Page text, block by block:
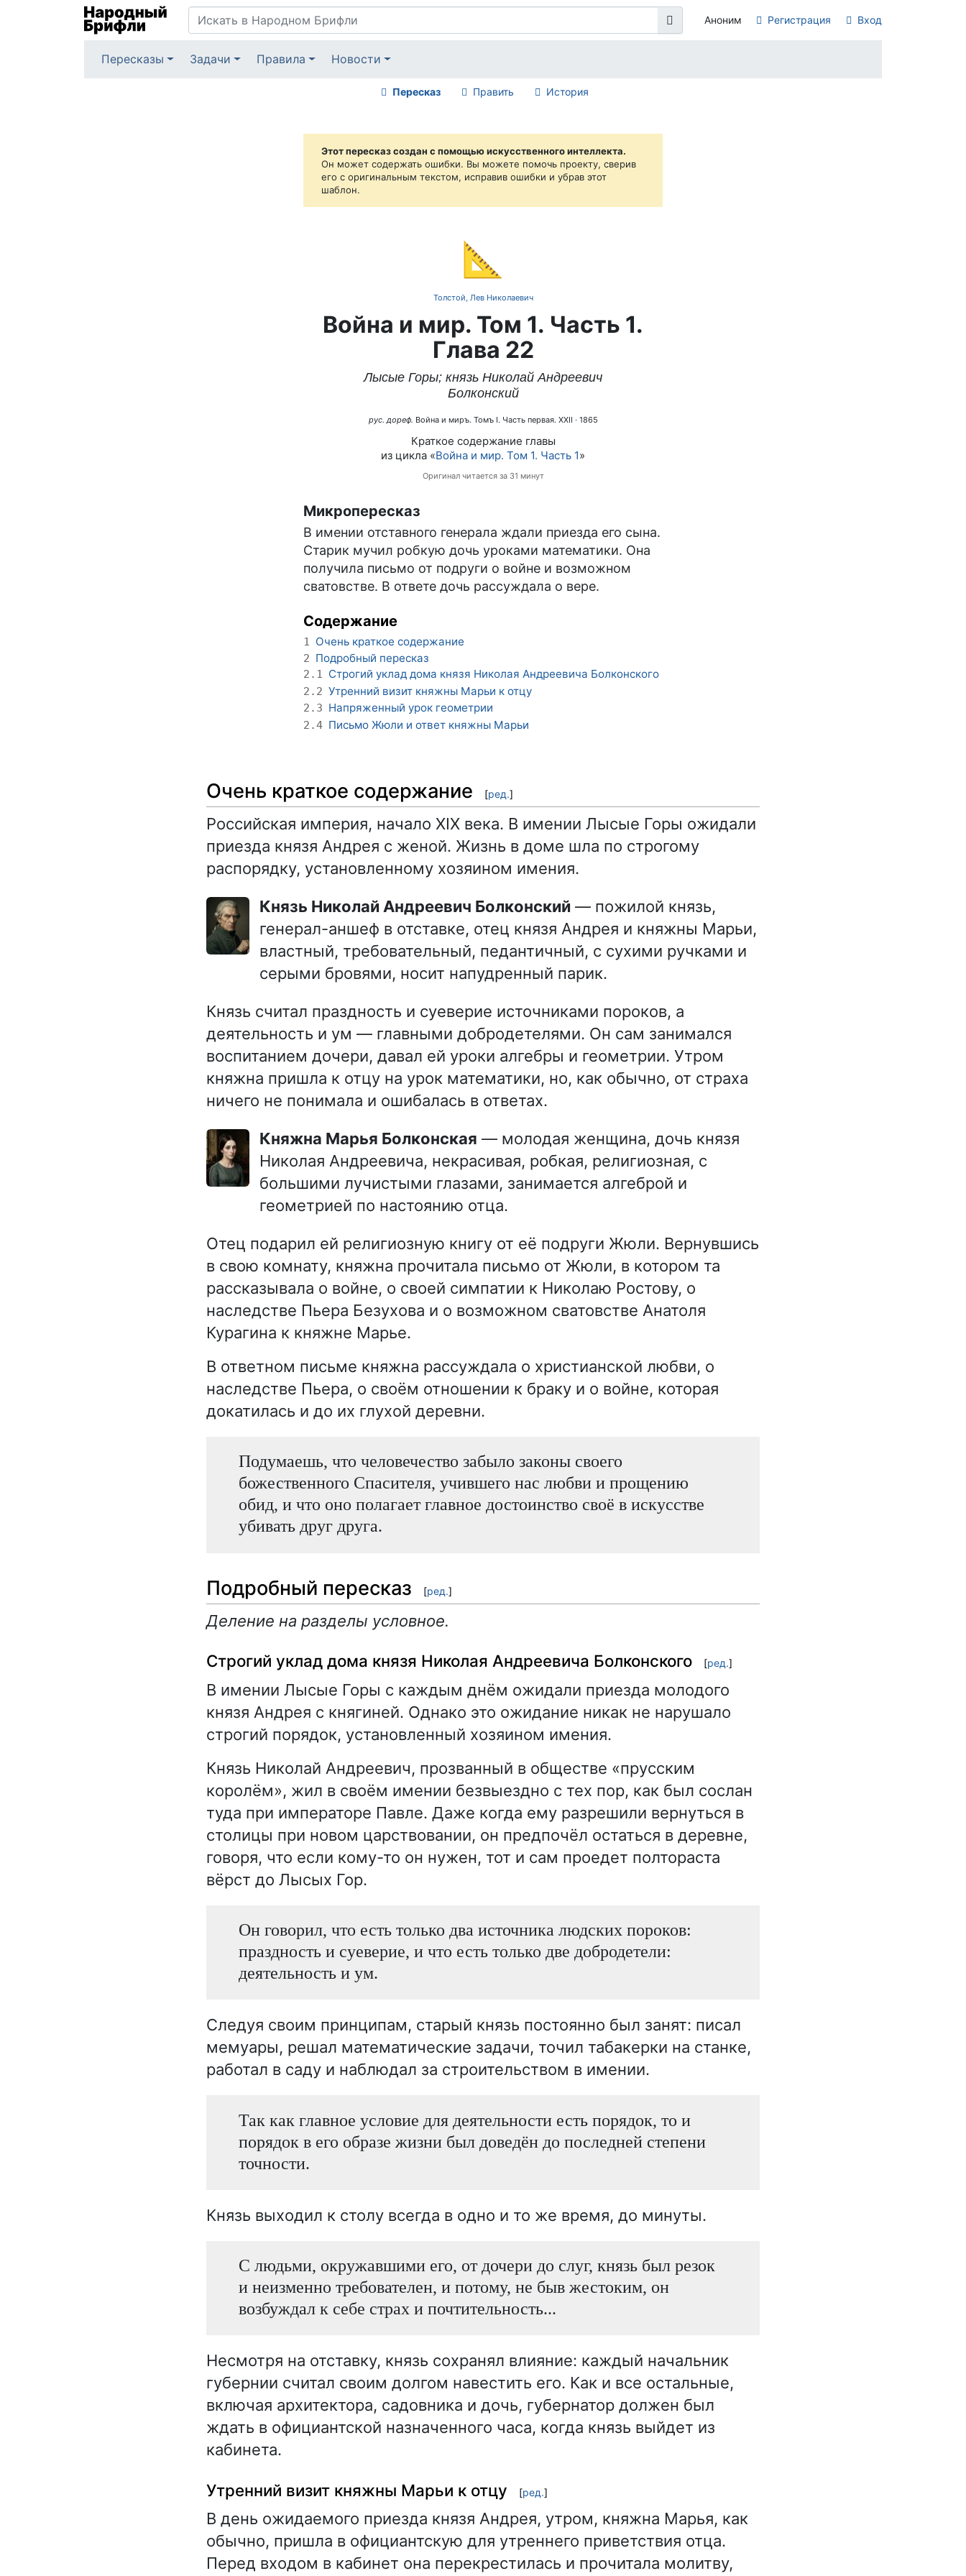
Аноним Регистрация Вход
Пересказы Задачи Правила Новости
Пересказ Править История
Этот пересказ создан с помощью искусственного интеллекта.
Он может содержать ошибки. Вы можете помочь проекту, сверив
его с оригинальным текстом, исправив ошибки и убрав этот
шаблон.
📐
Толстой, Лев Николаевич
Война и мир. Том 1. Часть 1.
Глава 22
Лысые Горы; князь Николай Андреевич
Болконский
рус. дореф. Война и миръ. Томъ I. Часть первая. XXII · 1865
Краткое содержание главы
из цикла «Война и мир. Том 1. Часть 1»
Оригинал читается за 31 минут
Микропересказ
В имении отставного генерала ждали приезда его сына.
Старик мучил робкую дочь уроками математики. Она
получила письмо от подруги о войне и возможном
сватовстве. В ответе дочь рассуждала о вере.
Содержание
1 Очень краткое содержание
2 Подробный пересказ
2.1 Строгий уклад дома князя Николая Андреевича Болконского
2.2 Утренний визит княжны Марьи к отцу
2.3 Напряженный урок геометрии
2.4 Письмо Жюли и ответ княжны Марьи
Очень краткое содержание [ред.]
Российская империя, начало XIX века. В имении Лысые Горы ожидали
приезда князя Андрея с женой. Жизнь в доме шла по строгому
распорядку, установленному хозяином имения.
Князь Николай Андреевич Болконский — пожилой князь,
генерал-аншеф в отставке, отец князя Андрея и княжны Марьи,
властный, требовательный, педантичный, с сухими ручками и
серыми бровями, носит напудренный парик.
Князь считал праздность и суеверие источниками пороков, а
деятельность и ум — главными добродетелями. Он сам занимался
воспитанием дочери, давал ей уроки алгебры и геометрии. Утром
княжна пришла к отцу на урок математики, но, как обычно, от страха
ничего не понимала и ошибалась в ответах.
Княжна Марья Болконская — молодая женщина, дочь князя
Николая Андреевича, некрасивая, робкая, религиозная, с
большими лучистыми глазами, занимается алгеброй и
геометрией по настоянию отца.
Отец подарил ей религиозную книгу от её подруги Жюли. Вернувшись
в свою комнату, княжна прочитала письмо от Жюли, в котором та
рассказывала о войне, о своей симпатии к Николаю Ростову, о
наследстве Пьера Безухова и о возможном сватовстве Анатоля
Курагина к княжне Марье.
В ответном письме княжна рассуждала о христианской любви, о
наследстве Пьера, о своём отношении к браку и о войне, которая
докатилась и до их глухой деревни.
Подумаешь, что человечество забыло законы своего
божественного Спасителя, учившего нас любви и прощению
обид, и что оно полагает главное достоинство своё в искусстве
убивать друг друга.
Подробный пересказ [ред.]
Деление на разделы условное.
Строгий уклад дома князя Николая Андреевича Болконского [ред.]
В имении Лысые Горы с каждым днём ожидали приезда молодого
князя Андрея с княгиней. Однако это ожидание никак не нарушало
строгий порядок, установленный хозяином имения.
Князь Николай Андреевич, прозванный в обществе «прусским
королём», жил в своём имении безвыездно с тех пор, как был сослан
туда при императоре Павле. Даже когда ему разрешили вернуться в
столицы при новом царствовании, он предпочёл остаться в деревне,
говоря, что если кому-то он нужен, тот и сам проедет полтораста
вёрст до Лысых Гор.
Он говорил, что есть только два источника людских пороков:
праздность и суеверие, и что есть только две добродетели:
деятельность и ум.
Следуя своим принципам, старый князь постоянно был занят: писал
мемуары, решал математические задачи, точил табакерки на станке,
работал в саду и наблюдал за строительством в имении.
Так как главное условие для деятельности есть порядок, то и
порядок в его образе жизни был доведён до последней степени
точности.
Князь выходил к столу всегда в одно и то же время, до минуты.
С людьми, окружавшими его, от дочери до слуг, князь был резок
и неизменно требователен, и потому, не быв жестоким, он
возбуждал к себе страх и почтительность...
Несмотря на отставку, князь сохранял влияние: каждый начальник
губернии считал своим долгом навестить его. Как и все остальные,
включая архитектора, садовника и дочь, губернатор должен был
ждать в официантской назначенного часа, когда князь выйдет из
кабинета.
Утренний визит княжны Марьи к отцу [ред.]
В день ожидаемого приезда князя Андрея, утром, княжна Марья, как
обычно, пришла в официантскую для утреннего приветствия отца.
Перед входом в кабинет она перекрестилась и прочитала молитву,